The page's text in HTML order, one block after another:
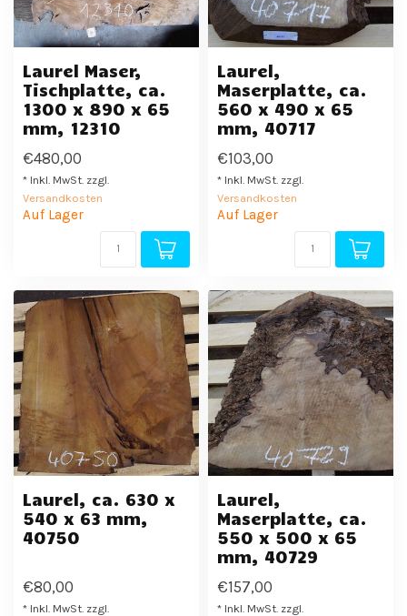
Laurel Maser,
Tischplatte, ca.
1300 x 890 x 65
mm, 12310
€480,00
* Inkl. MwSt. zzgl.
Versandkosten
Auf Lager
Laurel,
Maserplatte, ca.
560 x 490 x 65
mm, 40717
€103,00
* Inkl. MwSt. zzgl.
Versandkosten
Auf Lager
Laurel, ca. 630 x
540 x 63 mm,
40750
€80,00
* Inkl. MwSt. zzgl.
Laurel,
Maserplatte, ca.
550 x 500 x 65
mm, 40729
€157,00
* Inkl. MwSt. zzgl.